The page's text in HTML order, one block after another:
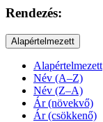
Rendezés:
Alapértelmezett
Alapértelmezett
Név (A–Z)
Név (Z–A)
Ár (növekvő)
Ár (csökkenő)